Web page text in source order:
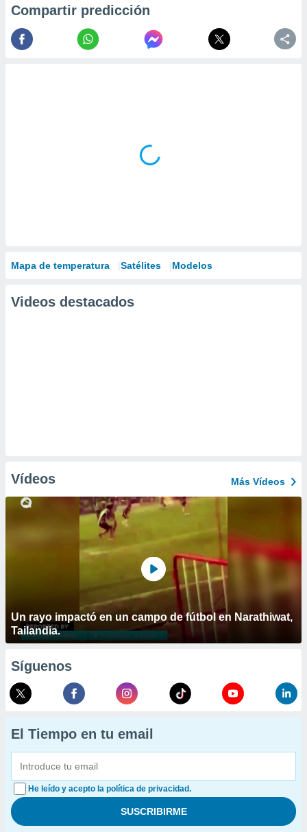
Compartir predicción
Mapa de temperatura Satélites Modelos
Videos destacados
Vídeos Más Vídeos
Un rayo impactó en un campo de fútbol en Narathiwat,
Tailandia.
Síguenos
El Tiempo en tu email
He leído y acepto la política de privacidad.